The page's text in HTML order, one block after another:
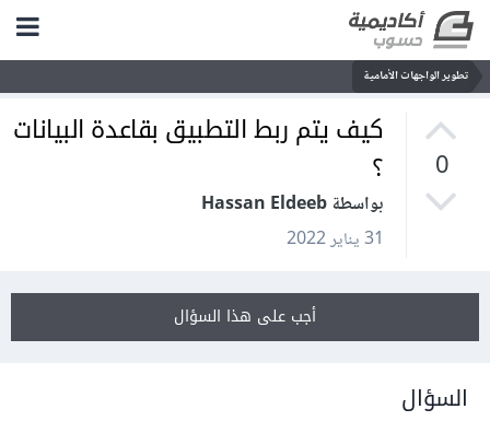
تطوير الواجهات الأمامية
0
كيف يتم ربط التطبيق بقاعدة البيانات
؟
بواسطة Hassan Eldeeb
31 يناير 2022
أجب على هذا السؤال
السؤال